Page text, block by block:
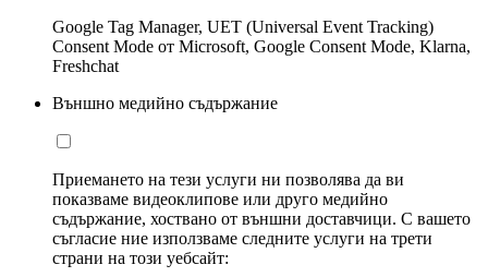
Google Tag Manager, UET (Universal Event Tracking)
Consent Mode от Microsoft, Google Consent Mode, Klarna,
Freshchat
Външно медийно съдържание
Приемането на тези услуги ни позволява да ви
показваме видеоклипове или друго медийно
съдържание, хоствано от външни доставчици. С вашето
съгласие ние използваме следните услуги на трети
страни на този уебсайт: